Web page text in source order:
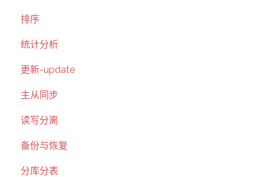
排序
统计分析
更新-update
主从同步
读写分离
备份与恢复
分库分表